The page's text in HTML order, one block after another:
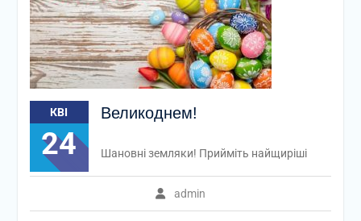
КВІ
24
Великоднем!
admin
Шановні земляки! Прийміть найщиріші